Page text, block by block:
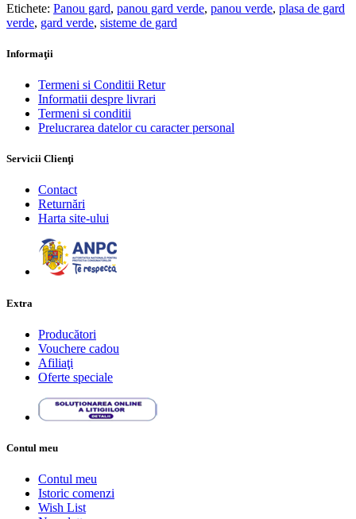
Etichete: Panou gard, panou gard verde, panou verde, plasa de gard
verde, gard verde, sisteme de gard
Informaţii
Termeni si Conditii Retur
Informatii despre livrari
Termeni si conditii
Prelucrarea datelor cu caracter personal
Servicii Clienţi
Contact
Returnări
Harta site-ului
Extra
Producători
Vouchere cadou
Afiliaţi
Oferte speciale
Contul meu
Contul meu
Istoric comenzi
Wish List